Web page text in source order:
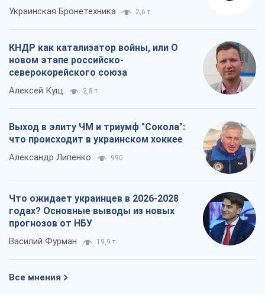
Украинская Бронетехника 2,6 т.
КНДР как катализатор войны, или О
новом этапе российско-
северокорейского союза
Алексей Кущ 2,8 т.
Выход в элиту ЧМ и триумф "Сокола":
что происходит в украинском хоккее
Александр Липенко 990
Что ожидает украинцев в 2026-2028
годах? Основные выводы из новых
прогнозов от НБУ
Василий Фурман 19,9 т.
Все мнения